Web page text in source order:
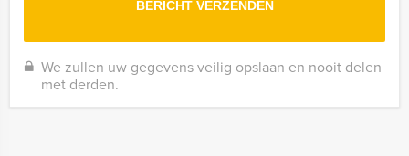
We zullen uw gegevens veilig opslaan en nooit delen
met derden.